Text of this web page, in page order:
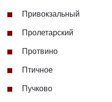
Привокзальный
Пролетарский
Протвино
Птичное
Пучково